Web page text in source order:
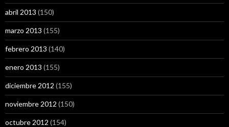
abril 2013 (150)
marzo 2013 (155)
febrero 2013 (140)
enero 2013 (155)
diciembre 2012 (155)
noviembre 2012 (150)
octubre 2012 (154)